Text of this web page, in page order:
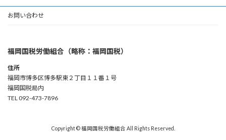
お問い合わせ
福岡国税労働組合（略称：福岡国税）
住所
福岡市博多区博多駅東２丁目１１番１号
福岡国税局内
TEL 092-473-7896
Copyright © 福岡国税労働組合 All Rights Reserved.